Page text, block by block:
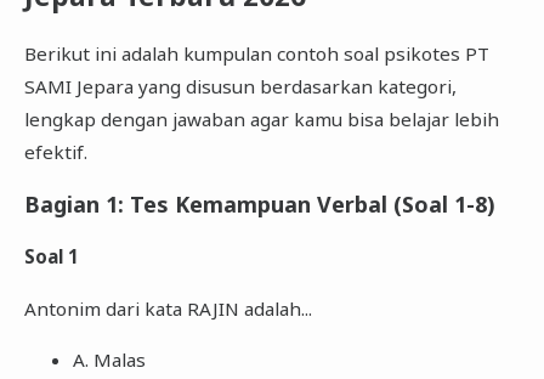
Berikut ini adalah kumpulan contoh soal psikotes PT
SAMI Jepara yang disusun berdasarkan kategori,
lengkap dengan jawaban agar kamu bisa belajar lebih
efektif.
Bagian 1: Tes Kemampuan Verbal (Soal 1-8)
Soal 1
Antonim dari kata RAJIN adalah...
A. Malas